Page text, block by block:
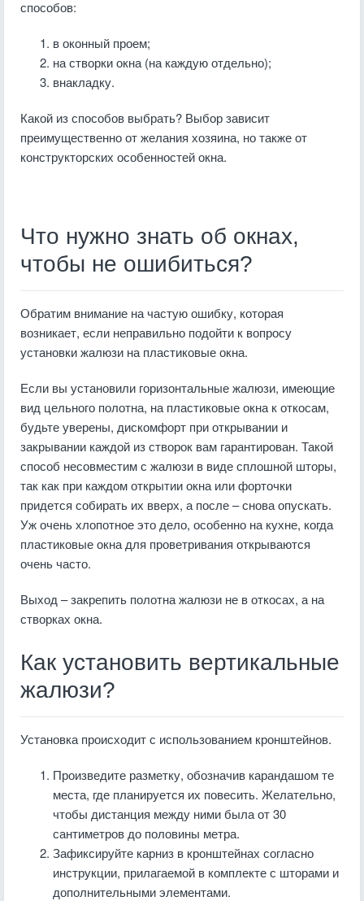
способов:
в оконный проем;
на створки окна (на каждую отдельно);
внакладку.
Какой из способов выбрать? Выбор зависит
преимущественно от желания хозяина, но также от
конструкторских особенностей окна.
Что нужно знать об окнах,
чтобы не ошибиться?
Обратим внимание на частую ошибку, которая
возникает, если неправильно подойти к вопросу
установки жалюзи на пластиковые окна.
Если вы установили горизонтальные жалюзи, имеющие
вид цельного полотна, на пластиковые окна к откосам,
будьте уверены, дискомфорт при открывании и
закрывании каждой из створок вам гарантирован. Такой
способ несовместим с жалюзи в виде сплошной шторы,
так как при каждом открытии окна или форточки
придется собирать их вверх, а после – снова опускать.
Уж очень хлопотное это дело, особенно на кухне, когда
пластиковые окна для проветривания открываются
очень часто.
Выход – закрепить полотна жалюзи не в откосах, а на
створках окна.
Как установить вертикальные
жалюзи?
Установка происходит с использованием кронштейнов.
Произведите разметку, обозначив карандашом те
места, где планируется их повесить. Желательно,
чтобы дистанция между ними была от 30
сантиметров до половины метра.
Зафиксируйте карниз в кронштейнах согласно
инструкции, прилагаемой в комплекте с шторами и
дополнительными элементами.